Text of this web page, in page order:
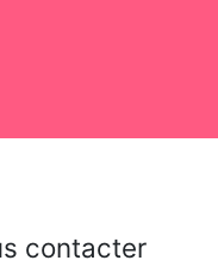
contacter